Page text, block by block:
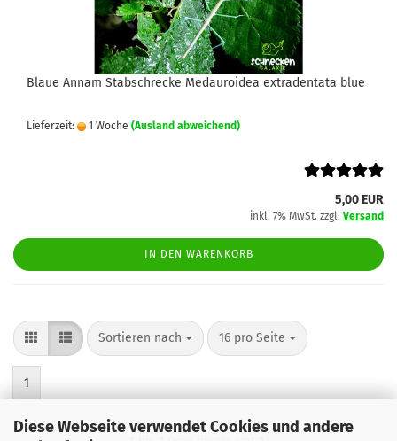
Diese Webseite verwendet Cookies und andere
Blaue Annam Stabschrecke Medauroidea extradentata blue
Lieferzeit: 1 Woche (Ausland abweichend)
5,00 EUR
inkl. 7% MwSt. zzgl. Versand
IN DEN WARENKORB
Sortieren nach
Sortieren nach 16 pro Seite
pro Seite
1